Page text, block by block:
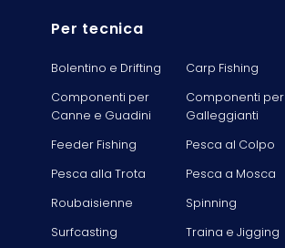
Per tecnica
Bolentino e Drifting
Carp Fishing
Componenti per
Canne e Guadini
Componenti per
Galleggianti
Feeder Fishing
Pesca al Colpo
Pesca alla Trota
Pesca a Mosca
Roubaisienne
Spinning
Surfcasting
Traina e Jigging